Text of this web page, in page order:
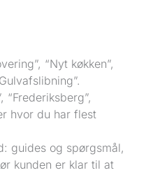
“Nyt køkken”,
“Frederiksberg”,
hvor du har flest
guides og spørgsmål,
kunden er klar til at